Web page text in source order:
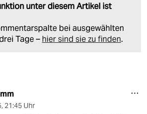
unter diesem Artikel ist
bei ausgewählten
Tage – hier sind sie zu finden.
, 21:45 Uhr